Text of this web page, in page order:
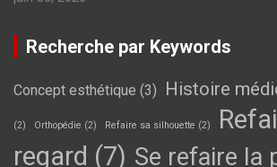
Recherche par Keywords
Concept esthétique (3) Histoire
(2) Orthopédie (2) Refaire sa silhouette (2)
regard (7) Se refaire la